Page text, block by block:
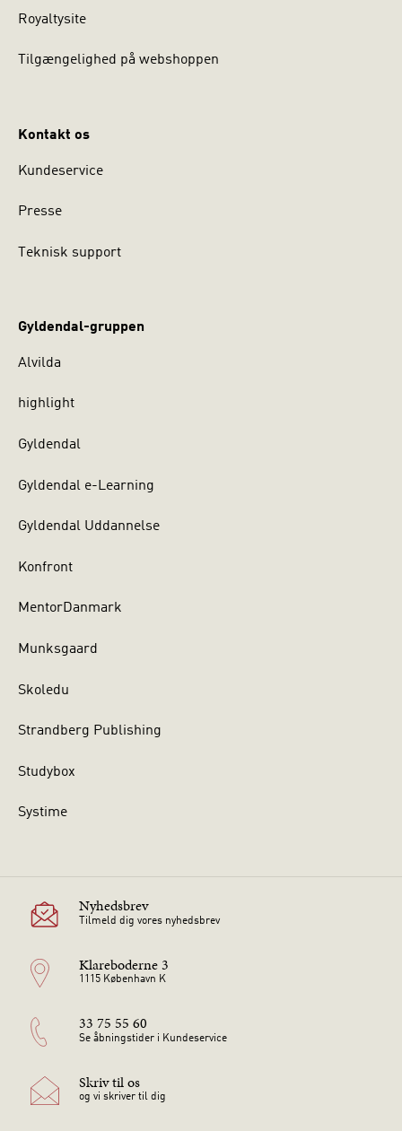
Royaltysite
Tilgængelighed på webshoppen
Kontakt os
Kundeservice
Presse
Teknisk support
Gyldendal-gruppen
Alvilda
highlight
Gyldendal
Gyldendal e-Learning
Gyldendal Uddannelse
Konfront
MentorDanmark
Munksgaard
Skoledu
Strandberg Publishing
Studybox
Systime
Nyhedsbrev
Tilmeld dig vores nyhedsbrev
Klareboderne 3
1115 København K
33 75 55 60
Se åbningstider i Kundeservice
Skriv til os
og vi skriver til dig